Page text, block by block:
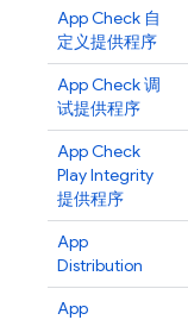
App Check 自
定义提供程序
App Check调
试提供程序
App Check
Play Integrity
提供程序
App
Distribution
App